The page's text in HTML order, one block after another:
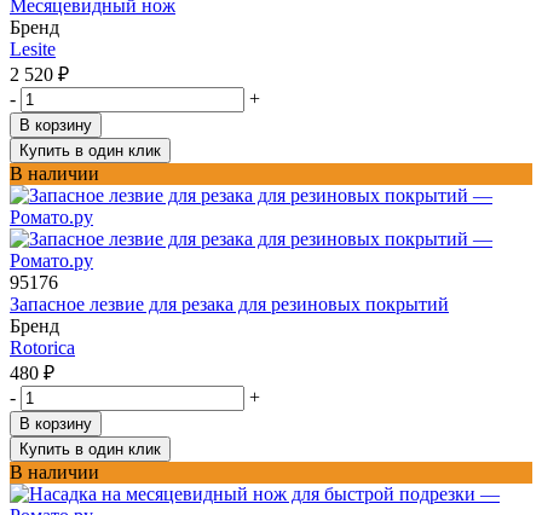
Месяцевидный нож
Бренд
Lesite
2 520 ₽
-
+
В корзину
Купить в один клик
В наличии
95176
Запасное лезвие для резака для резиновых покрытий
Бренд
Rotorica
480 ₽
-
+
В корзину
Купить в один клик
В наличии